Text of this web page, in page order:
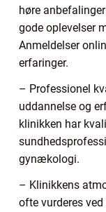
høre
gode oplevelser
Anmeldelser
erfaringer.
– Professionel
uddannelse og
klinikken har
gynækologi.
– Klinikkens
ofte vurderes